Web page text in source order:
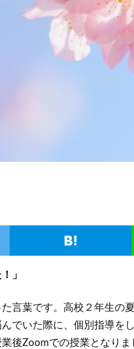
」
言葉です。高校２年生の
でいた際に、個別指導を
後Zoomでの授業となりま